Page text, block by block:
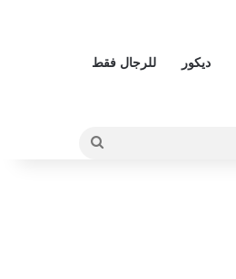
ديكور للرجال فقط